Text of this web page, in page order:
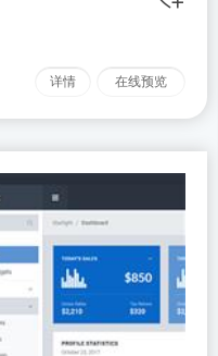
详情 在线预览